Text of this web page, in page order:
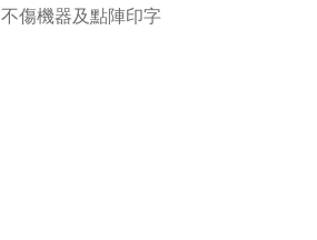
傷機器及點陣印字